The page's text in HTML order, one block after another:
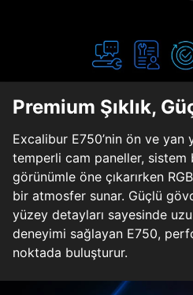
Premium Şıklık,
Excalibur E750’nin ön ve yan
temperli cam paneller,
görünümle öne çıkarırken
bir atmosfer sunar. Güçlü
yüzey detayları sayesinde
deneyimi sağlayan E750,
noktada buluşturur.